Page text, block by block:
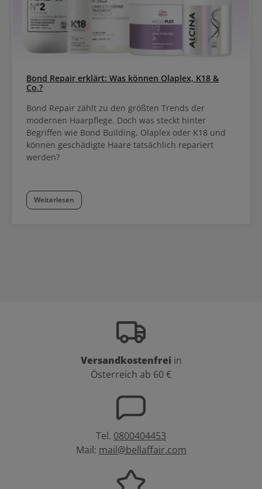
Bond Repair erklärt: Was können Olaplex, K18 &
Co.?
Bond Repair zählt zu den größten Trends der
modernen Haarpflege. Doch was steckt hinter
Begriffen wie Bond Building, Olaplex oder K18 und
können geschädigte Haare tatsächlich repariert
werden?
Weiterlesen
Versandkostenfrei in
Österreich ab 60 €
Tel. 0800404453
Mail: mail@bellaffair.com